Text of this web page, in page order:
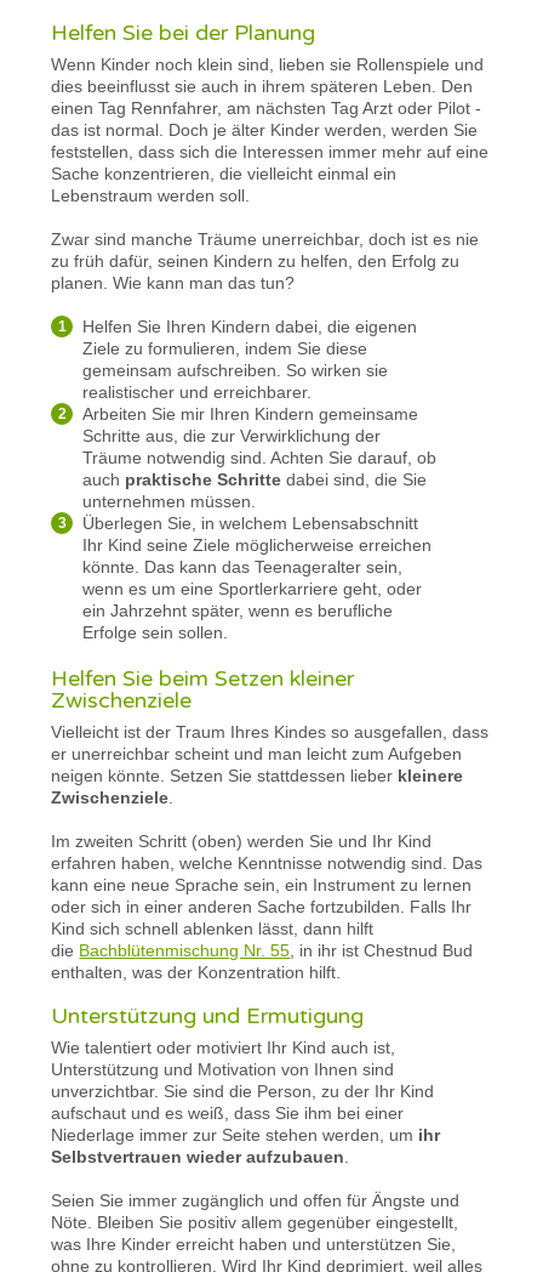
Helfen Sie bei der Planung
Wenn Kinder noch klein sind, lieben sie Rollenspiele und
dies beeinflusst sie auch in ihrem späteren Leben. Den
einen Tag Rennfahrer, am nächsten Tag Arzt oder Pilot -
das ist normal. Doch je älter Kinder werden, werden Sie
feststellen, dass sich die Interessen immer mehr auf eine
Sache konzentrieren, die vielleicht einmal ein
Lebenstraum werden soll.
Zwar sind manche Träume unerreichbar, doch ist es nie
zu früh dafür, seinen Kindern zu helfen, den Erfolg zu
planen. Wie kann man das tun?
Helfen Sie Ihren Kindern dabei, die eigenen
Ziele zu formulieren, indem Sie diese
gemeinsam aufschreiben. So wirken sie
realistischer und erreichbarer.
Arbeiten Sie mir Ihren Kindern gemeinsame
Schritte aus, die zur Verwirklichung der
Träume notwendig sind. Achten Sie darauf, ob
auch praktische Schritte dabei sind, die Sie
unternehmen müssen.
Überlegen Sie, in welchem Lebensabschnitt
Ihr Kind seine Ziele möglicherweise erreichen
könnte. Das kann das Teenageralter sein,
wenn es um eine Sportlerkarriere geht, oder
ein Jahrzehnt später, wenn es berufliche
Erfolge sein sollen.
Helfen Sie beim Setzen kleiner
Zwischenziele
Vielleicht ist der Traum Ihres Kindes so ausgefallen, dass
er unerreichbar scheint und man leicht zum Aufgeben
neigen könnte. Setzen Sie stattdessen lieber kleinere
Zwischenziele
Im zweiten Schritt (oben) werden Sie und Ihr Kind
erfahren haben, welche Kenntnisse notwendig sind. Das
kann eine neue Sprache sein, ein Instrument zu lernen
oder sich in einer anderen Sache fortzubilden. Falls Ihr
Kind sich schnell ablenken lässt, dann hilft
die Bachblütenmischung Nr. 55 , in ihr ist Chestnud Bud
enthalten, was der Konzentration hilft.
Unterstützung und Ermutigung
Wie talentiert oder motiviert Ihr Kind auch ist,
Unterstützung und Motivation von Ihnen sind
unverzichtbar. Sie sind die Person, zu der Ihr Kind
aufschaut und es weiß, dass Sie ihm bei einer
Niederlage immer zur Seite stehen werden, um ihr
Selbstvertrauen wieder aufzubauen
Seien Sie immer zugänglich und offen für Ängste und
Nöte. Bleiben Sie positiv allem gegenüber eingestellt,
was Ihre Kinder erreicht haben und unterstützen Sie,
ohne zu kontrollieren. Wird Ihr Kind deprimiert, weil alles